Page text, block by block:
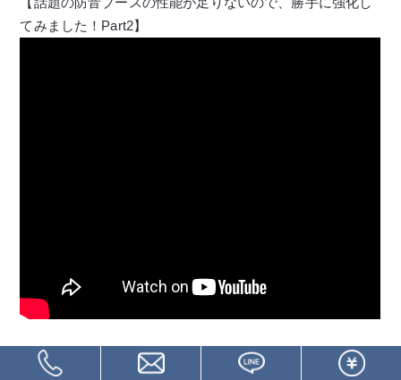
てみました！Part2】
【防音アドバイザー 並木勇一チャンネル】